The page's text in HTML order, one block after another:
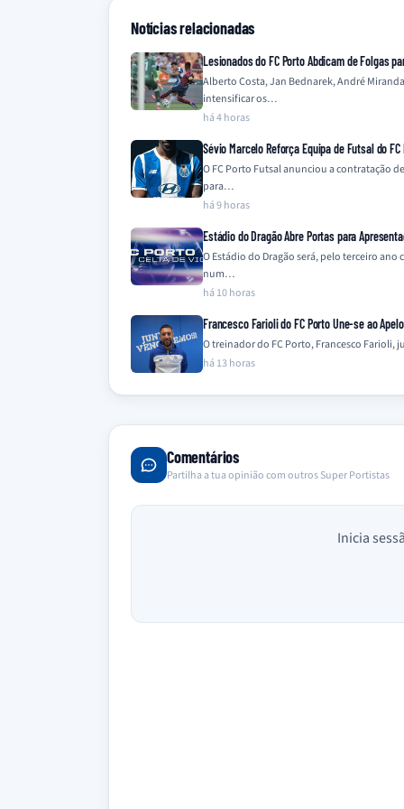
Notícias relacionadas
Lesionados do FC Porto Abdicam de Folgas
Alberto Costa, Jan Bednarek, André
intensificar os…
há 4 horas
Sévio Marcelo Reforça Equipa de Futsal do FC
O FC Porto Futsal anunciou a contratação
para…
há 9 horas
Estádio do Dragão Abre Portas para
O Estádio do Dragão será, pelo terceiro
num…
há 10 horas
Francesco Farioli do FC Porto Une-se ao
O treinador do FC Porto, Francesco
há 13 horas
Comentários
Partilha a tua opinião com outros Super Portistas
Inicia